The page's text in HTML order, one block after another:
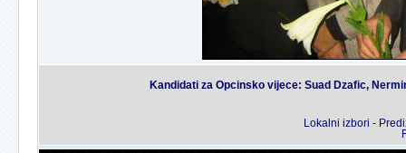
Kandidati za Opcinsko vijece: Suad Dzafic,
Lokalni izbori -